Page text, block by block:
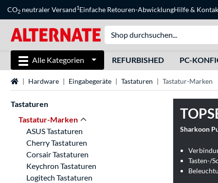
CO2 neutraler Versand1Einfache Retouren-AbwicklungHilfe&
Alle Kategorien REFURBISHED PC-
StartseiteHardware Eingabegeräte Tastaturen Tastatur-Marken
Tastaturen
Tastatur-Marken
ASUS Tastaturen
Cherry Tastaturen
Corsair Tastaturen
Keychron Tastaturen
Logitech Tastaturen
Sharkoon
Tasten-/